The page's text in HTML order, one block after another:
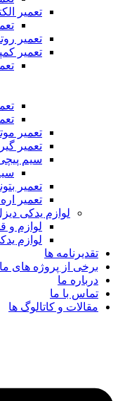
تعمیر
تعمیر
تعمیر
تعمیر
تعمیر
سیم
تعمیر
تعمیر
لوازم یدکی
لوازم و
لوازم
تقدیرنامه ها
برخی از پروژه های ما
درباره ما
تماس با ما
مقالات و کاتالوگ ها